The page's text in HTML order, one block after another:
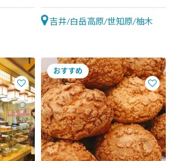
ートを販売しています。
吉井/白岳高原/世知原/柚木